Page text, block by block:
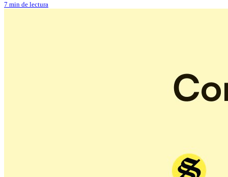
7 min de lectura